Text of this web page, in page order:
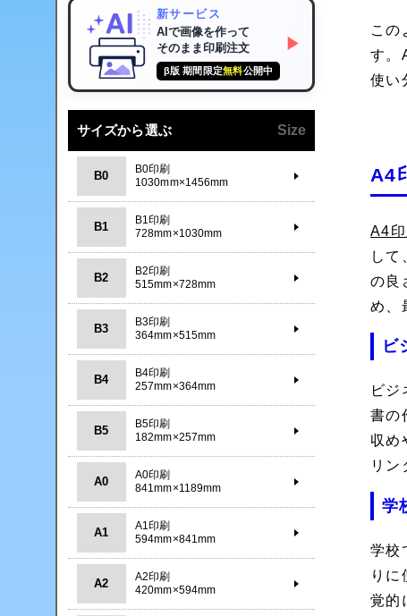
この
す。
使い
A4
A4印
し
の良
め、
ビ
ビジ
書の
収め
リン
学
学校
りに
覚的
新サービス
AIで画像を作って
そのまま印刷注文
β版 期間限定無料公開中
▶
サイズから選ぶ Size
B0
B0印刷
1030mm×1456mm
B1
B1印刷
728mm×1030mm
B2
B2印刷
515mm×728mm
B3
B3印刷
364mm×515mm
B4
B4印刷
257mm×364mm
B5
B5印刷
182mm×257mm
A0
A0印刷
841mm×1189mm
A1
A1印刷
594mm×841mm
A2
A2印刷
420mm×594mm